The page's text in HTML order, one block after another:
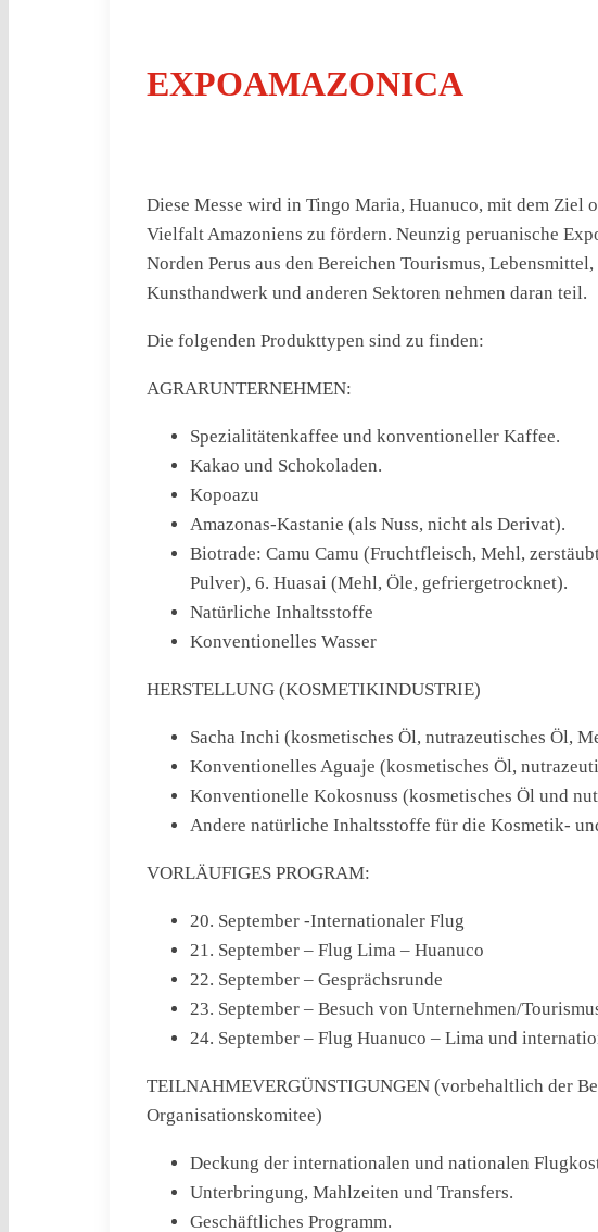
EXPOAMAZONICA
Diese Messe wird in Tingo Maria, Huanuco, mit dem Ziel
Vielfalt Amazoniens zu fördern. Neunzig peruanische
Norden Perus aus den Bereichen Tourismus,
Kunsthandwerk und anderen Sektoren nehmen daran teil.
Die folgenden Produkttypen sind zu finden:
AGRARUNTERNEHMEN:
Spezialitätenkaffee und konventioneller Kaffee.
Kakao und Schokoladen.
Kopoazu
Amazonas-Kastanie (als Nuss, nicht als Derivat).
Biotrade: Camu Camu (Fruchtfleisch, Mehl,
Pulver), 6. Huasai (Mehl, Öle, gefriergetrocknet).
Natürliche Inhaltsstoffe
Konventionelles Wasser
HERSTELLUNG (KOSMETIKINDUSTRIE)
Sacha Inchi (kosmetisches Öl, nutrazeutisches Öl,
Konventionelles Aguaje (kosmetisches Öl,
Konventionelle Kokosnuss (kosmetisches Öl und
Andere natürliche Inhaltsstoffe für die Kosmetik-
VORLÄUFIGES PROGRAM:
20. September -Internationaler Flug
21. September – Flug Lima – Huanuco
22. September – Gesprächsrunde
23. September – Besuch von Unternehmen/
24. September – Flug Huanuco – Lima und
TEILNAHMEVERGÜNSTIGUNGEN (vorbehaltlich der
Organisationskomitee)
Deckung der internationalen und nationalen
Unterbringung, Mahlzeiten und Transfers.
Geschäftliches Programm.